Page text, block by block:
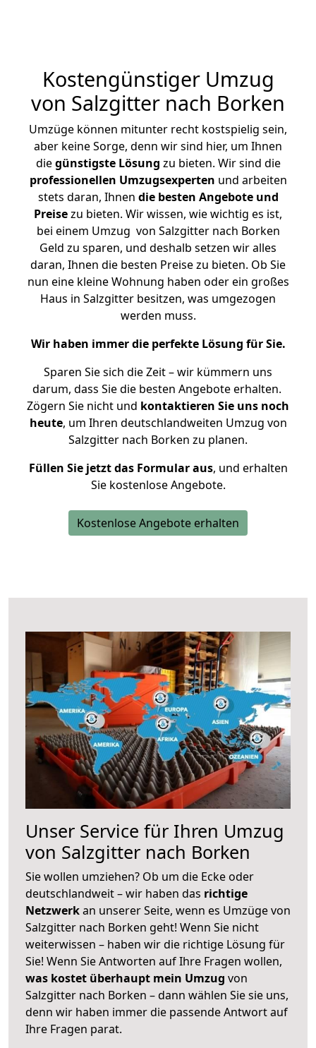
Kostengünstiger Umzug
von Salzgitter nach Borken
Umzüge können mitunter recht kostspielig sein,
aber keine Sorge, denn wir sind hier, um Ihnen
diegünstigste Lösung zu bieten. Wir sind die
professionellen Umzugsexperten und arbeiten
stets daran, Ihnen die besten Angebote und
Preisezu bieten. Wir wissen, wie wichtig es ist,
bei einem Umzug von Salzgitter nach Borken
Geld zu sparen, und deshalb setzen wir alles
daran, Ihnen die besten Preise zu bieten. Ob Sie
nun eine kleine Wohnung haben oder ein großes
Haus in Salzgitter besitzen, was umgezogen
werden muss.
Wir haben immer die perfekte Lösung für Sie.
Sparen Sie sich die Zeit – wir kümmern uns
darum, dass Sie die besten Angebote erhalten.
Zögern Sie nicht und kontaktieren Sie uns noch
heute, um Ihren deutschlandweiten Umzug von
Salzgitter nach Borken zu planen.
Füllen Sie jetzt das Formular aus, und erhalten
Sie kostenlose Angebote.
Kostenlose Angebote erhalten
Unser Service für Ihren Umzug
von Salzgitter nach Borken
Sie wollen umziehen? Ob um die Ecke oder
deutschlandweit – wir haben das richtige
Netzwerkan unserer Seite, wenn es Umzüge von
Salzgitter nach Borken geht! Wenn Sie nicht
weiterwissen – haben wir die richtige Lösung für
Sie! Wenn Sie Antworten auf Ihre Fragen wollen,
was kostet überhaupt mein Umzug von
Salzgitter nach Borken – dann wählen Sie sie uns,
denn wir haben immer die passende Antwort auf
Ihre Fragen parat.